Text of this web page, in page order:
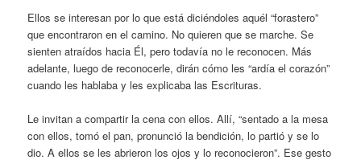
Ellos se interesan por lo que está diciéndoles aquél “forastero”
que encontraron en el camino. No quieren que se marche. Se
sienten atraídos hacia Él, pero todavía no le reconocen. Más
adelante, luego de reconocerle, dirán cómo les “ardía el corazón”
cuando les hablaba y les explicaba las Escrituras.
Le invitan a compartir la cena con ellos. Allí, “sentado a la mesa
con ellos, tomó el pan, pronunció la bendición, lo partió y se lo
dio. A ellos se les abrieron los ojos y lo reconocieron”. Ese gesto